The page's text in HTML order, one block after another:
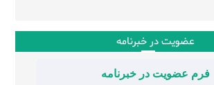
عضویت در خبرنامه
فرم عضویت در خبرنامه